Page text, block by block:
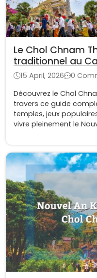
Le Chol Chnam
traditionnel au
que faire ?
15 April, 2026
0
Découvrez le Chol
travers ce guide
temples, jeux
vivre pleinement le